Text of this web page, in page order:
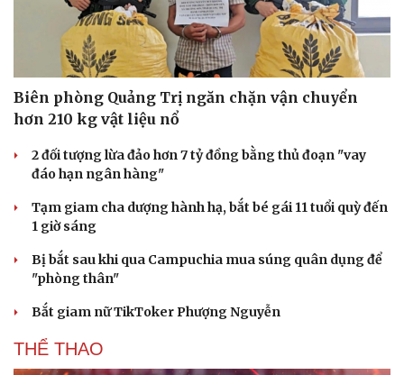
Biên phòng Quảng Trị ngăn chặn vận chuyển
hơn 210 kg vật liệu nổ
2 đối tượng lừa đảo hơn 7 tỷ đồng bằng thủ đoạn "vay
đáo hạn ngân hàng"
Tạm giam cha dượng hành hạ, bắt bé gái 11 tuổi quỳ đến
1 giờ sáng
Bị bắt sau khi qua Campuchia mua súng quân dụng để
"phòng thân"
Bắt giam nữ TikToker Phượng Nguyễn
THỂ THAO